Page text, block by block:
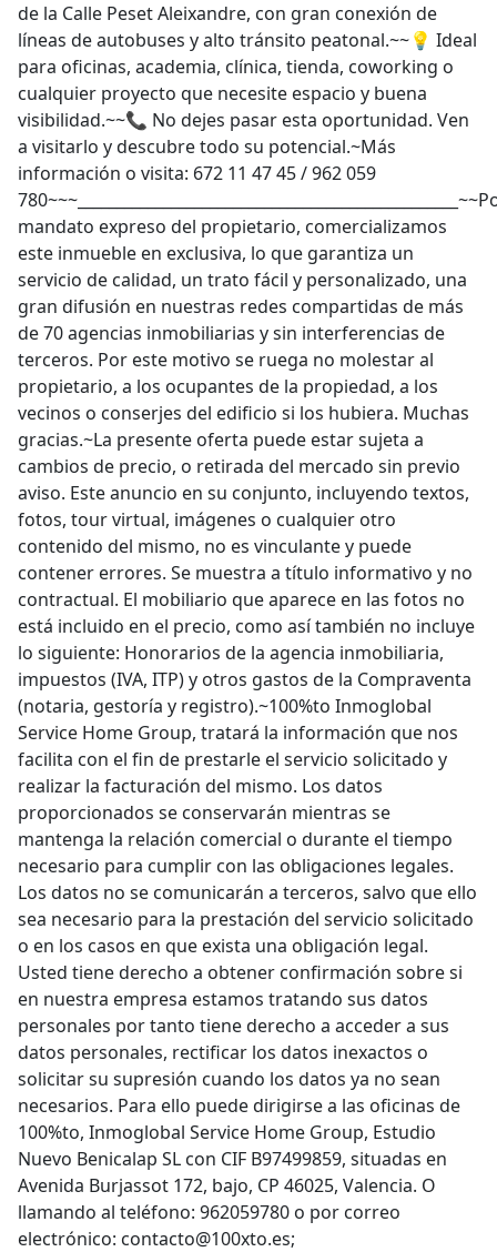
de la Calle Peset Aleixandre, con gran conexión de
líneas de autobuses y alto tránsito peatonal.~~💡 Ideal
para oficinas, academia, clínica, tienda, coworking o
cualquier proyecto que necesite espacio y buena
visibilidad.~~📞 No dejes pasar esta oportunidad. Ven
a visitarlo y descubre todo su potencial.~Más
información o visita: 672 11 47 45 / 962 059
mandato expreso del propietario, comercializamos
este inmueble en exclusiva, lo que garantiza un
servicio de calidad, un trato fácil y personalizado, una
gran difusión en nuestras redes compartidas de más
de 70 agencias inmobiliarias y sin interferencias de
terceros. Por este motivo se ruega no molestar al
propietario, a los ocupantes de la propiedad, a los
vecinos o conserjes del edificio si los hubiera. Muchas
gracias.~La presente oferta puede estar sujeta a
cambios de precio, o retirada del mercado sin previo
aviso. Este anuncio en su conjunto, incluyendo textos,
fotos, tour virtual, imágenes o cualquier otro
contenido del mismo, no es vinculante y puede
contener errores. Se muestra a título informativo y no
contractual. El mobiliario que aparece en las fotos no
está incluido en el precio, como así también no incluye
lo siguiente: Honorarios de la agencia inmobiliaria,
impuestos (IVA, ITP) y otros gastos de la Compraventa
(notaria, gestoría y registro).~100%to Inmoglobal
Service Home Group, tratará la información que nos
facilita con el fin de prestarle el servicio solicitado y
realizar la facturación del mismo. Los datos
proporcionados se conservarán mientras se
mantenga la relación comercial o durante el tiempo
necesario para cumplir con las obligaciones legales.
Los datos no se comunicarán a terceros, salvo que ello
sea necesario para la prestación del servicio solicitado
o en los casos en que exista una obligación legal.
Usted tiene derecho a obtener confirmación sobre si
en nuestra empresa estamos tratando sus datos
personales por tanto tiene derecho a acceder a sus
datos personales, rectificar los datos inexactos o
solicitar su supresión cuando los datos ya no sean
necesarios. Para ello puede dirigirse a las oficinas de
100%to, Inmoglobal Service Home Group, Estudio
Nuevo Benicalap SL con CIF B97499859, situadas en
Avenida Burjassot 172, bajo, CP 46025, Valencia. O
llamando al teléfono: 962059780 o por correo
electrónico: contacto@100xto.es;